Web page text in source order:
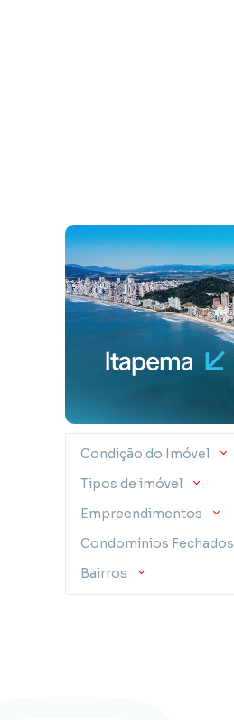
Condição do Imóvel
Tipos de imóvel
Empreendimentos
Condomínios Fechados
Bairros